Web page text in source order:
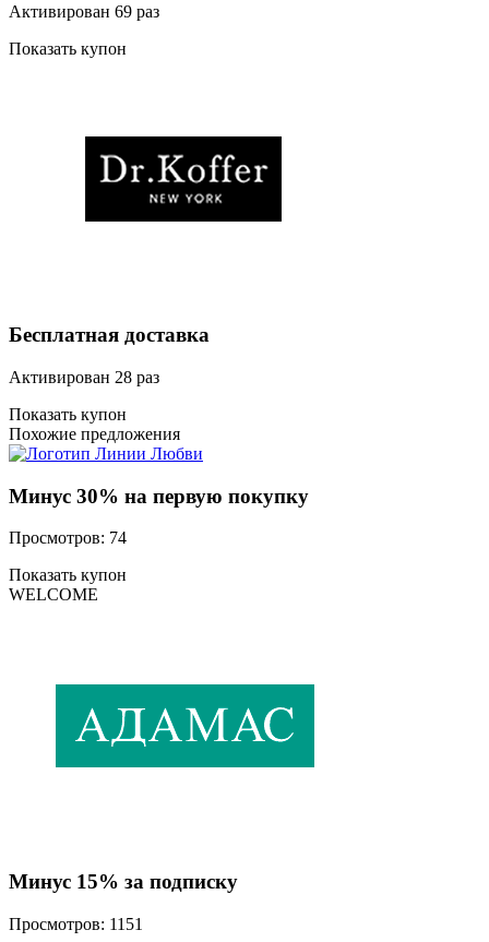
Активирован 69 раз
Показать купон
Бесплатная доставка
Активирован 28 раз
Показать купон
Похожие предложения
Минус 30% на первую покупку
Просмотров: 74
Показать купон
WELCOME
Минус 15% за подписку
Просмотров: 1151